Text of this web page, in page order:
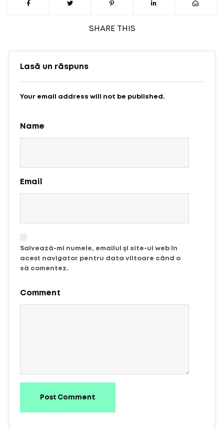
SHARE THIS
Lasă un răspuns
Your email address will not be published.
Name
Email
Salvează-mi numele, emailul și site-ul web în
acest navigator pentru data viitoare când o
să comentez.
Comment
Post Comment